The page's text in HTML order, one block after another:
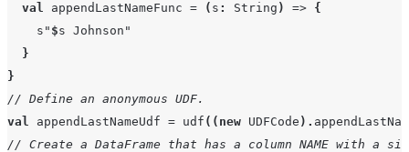
val
appendLastNameFunc = ( s : String ) => {
s" $s Johnson"
}
}
// Define an anonymous UDF.
val
appendLastNameUdf = udf (( new UDFCode ).
// Create a DataFrame that has a column NAME with a